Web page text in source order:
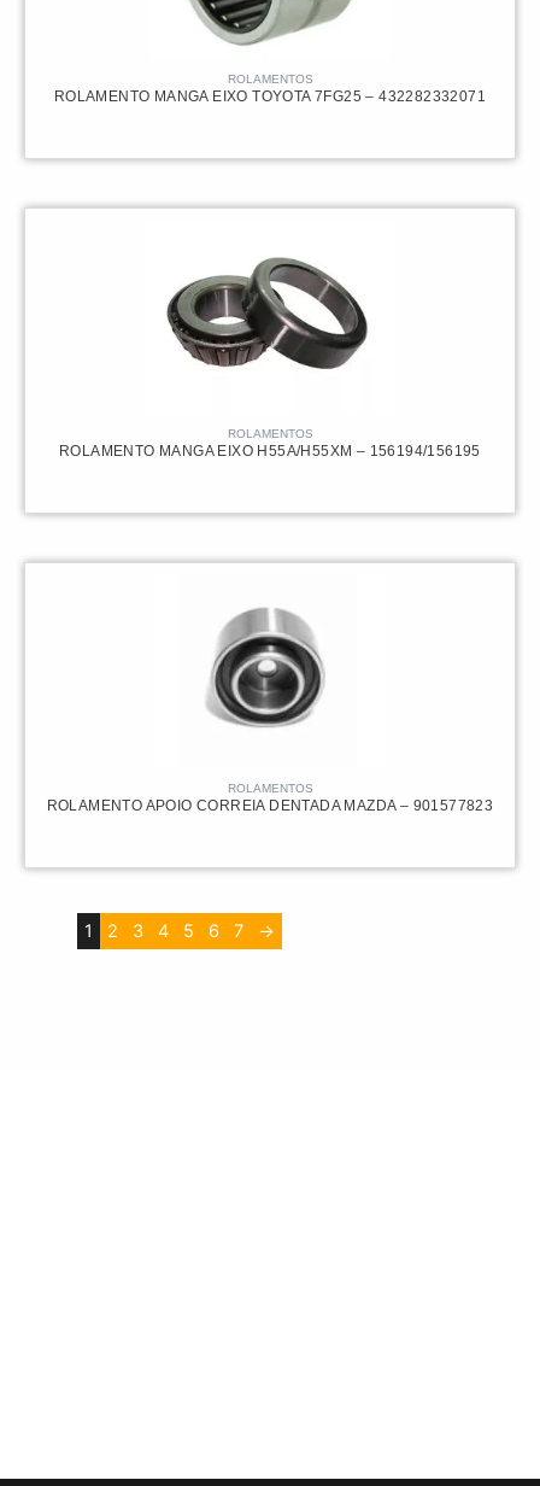
ROLAMENTOS
ROLAMENTO MANGA EIXO TOYOTA 7FG25 – 432282332071
ROLAMENTOS
ROLAMENTO MANGA EIXO H55A/H55XM – 156194/156195
ROLAMENTOS
ROLAMENTO APOIO CORREIA DENTADA MAZDA – 901577823
1 2 3 4 5 6 7 →